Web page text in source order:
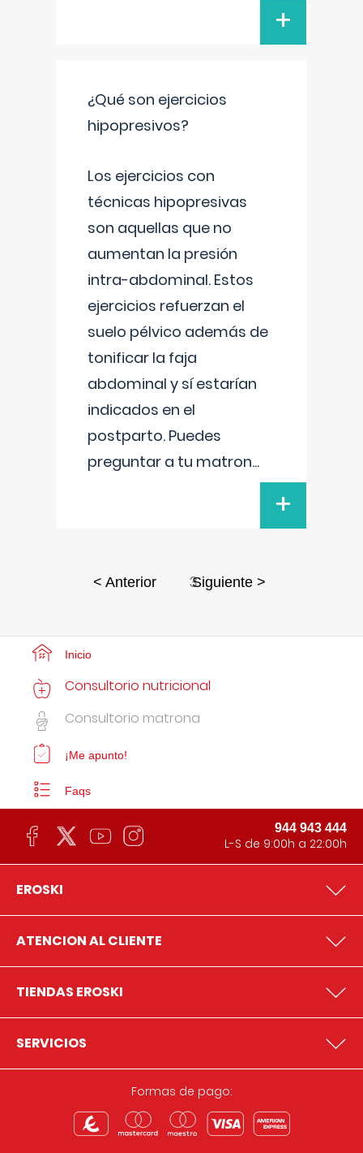
+
¿Qué son ejercicios
hipopresivos?
Los ejercicios con
técnicas hipopresivas
son aquellas que no
aumentan la presión
intra-abdominal. Estos
ejercicios refuerzan el
suelo pélvico además de
tonificar la faja
abdominal y sí estarían
indicados en el
postparto. Puedes
preguntar a tu matron...
+
< Anterior 3Siguiente >
Inicio
Consultorio nutricional
Consultorio matrona
¡Me apunto!
Faqs
944 943 444
L-S de 9:00h a 22:00h
EROSKI
ATENCION AL CLIENTE
TIENDAS EROSKI
SERVICIOS
Formas de pago: